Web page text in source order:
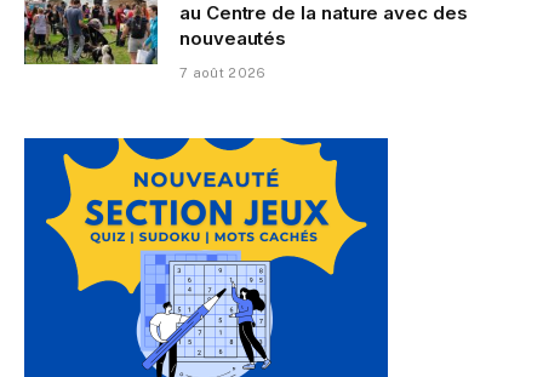
au Centre de la nature avec des
nouveautés
7 août 2026